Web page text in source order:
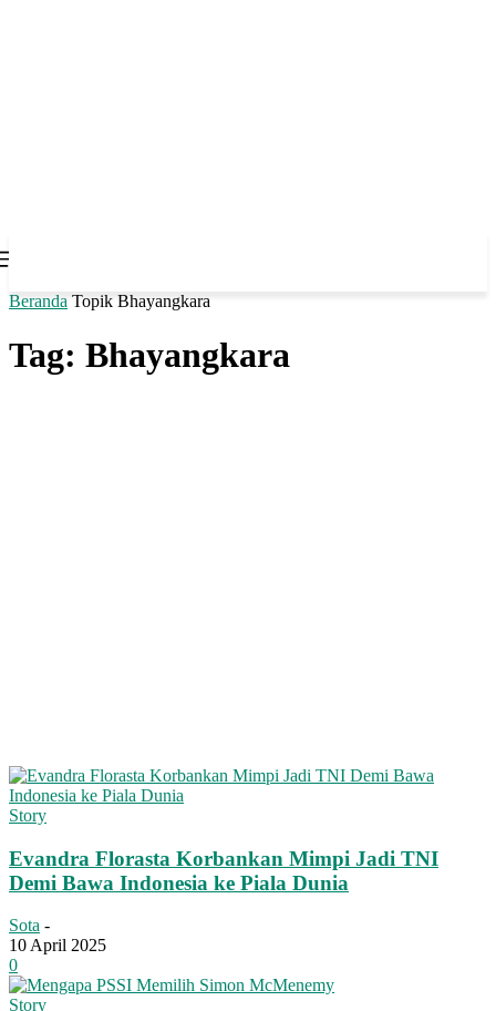
Beranda Topik Bhayangkara
Tag: Bhayangkara
Story
Evandra Florasta Korbankan Mimpi Jadi TNI
Demi Bawa Indonesia ke Piala Dunia
Sota -
10 April 2025
0
Story